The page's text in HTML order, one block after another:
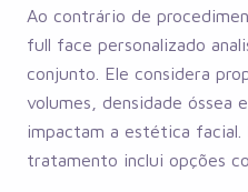
Ao contrário de
full face personalizado
conjunto. Ele considera
volumes, densidade óssea
impactam a estética facial.
tratamento inclui opções